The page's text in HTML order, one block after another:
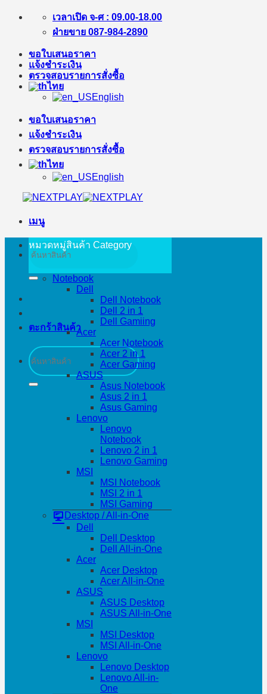
ข้าม
เนื้อหา
เวลาเปิด จ-ศ : 09.00-18.00
ฝ่ายขาย 087-984-2890
ขอใบเสนอราคา
แจ้งชำระเงิน
ตรวจสอบรายการสั่งซื้อ
ไทย
English
ขอใบเสนอราคา
แจ้งชำระเงิน
ตรวจสอบรายการสั่งซื้อ
ไทย
English
เมนู
ค้นหา:
ตะกร้าสินค้า
ค้นหา:
หมวดหมู่สินค้า Category
Notebook
Dell
Dell Notebook
Dell 2 in 1
Dell Gamiing
Acer
Acer Notebook
Acer 2 in 1
Acer Gaming
ASUS
Asus Notebook
Asus 2 in 1
Asus Gaming
Lenovo
Lenovo
Notebook
Lenovo 2 in 1
Lenovo Gaming
MSI
MSI Notebook
MSI 2 in 1
MSI Gaming
Desktop / All-in-One
Dell
Dell Desktop
Dell All-in-One
Acer
Acer Desktop
Acer All-in-One
ASUS
ASUS Desktop
ASUS All-in-One
MSI
MSI Desktop
MSI All-in-One
Lenovo
Lenovo Desktop
Lenovo All-in-
One